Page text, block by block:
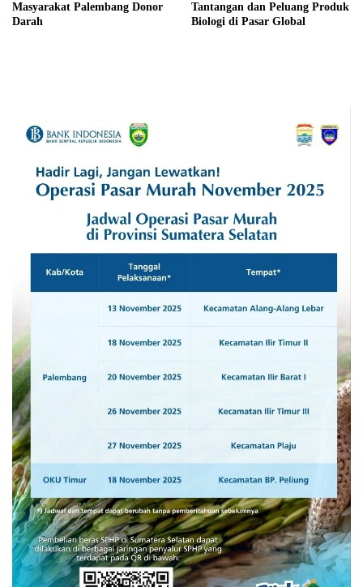
Masyarakat Palembang Donor
Darah
Tantangan dan Peluang Produk
Biologi di Pasar Global